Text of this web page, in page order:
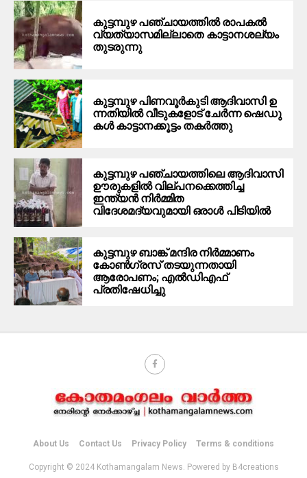
കുട്ടമ്പുഴ പഞ്ചായത്തില്‍ രാപകല്‍
വ്യത്യാസമില്ലാതെ കാട്ടാനശല്യം
തുടരുന്നു
കു​ട്ട​മ്പു​ഴ പി​ണ​വൂ​ര്‍​കു​ടി ആ​ദി​വാ​സി ഉ​
ന്ന​തി​യി​ല്‍ വീ​ടു​ക​ളോ​ട് ചേ​ര്‍​ന്ന ഷെ​ഡു​
ക​ള്‍ കാ​ട്ടാ​ന​ക്കൂ​ട്ടം ത​ക​ര്‍​ത്തു
കുട്ടമ്പുഴ പഞ്ചായത്തിലെ ആദിവാസി
ഊരുകളിൽ വില്പനക്കെത്തിച്ച
ഇന്ത്യൻ നിർമ്മിത
വിദേശമദ്യവുമായി ഒരാൾ പിടിയിൽ
കുട്ടമ്പുഴ ബാങ്ക് മന്ദിര നിർമ്മാണം
കോണ്‍ഗ്രസ് തടയുന്നതായി
ആരോപണം; എൽഡിഎഫ്
പ്രതിഷേധിച്ചു
About Us Contact Us Privacy Policy Terms & conditions
Copyright © 2024 Kothamangalam News. Powered by B4creations